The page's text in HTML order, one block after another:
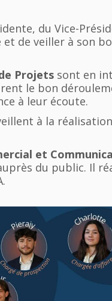
du Vice-
de veiller à son
Projets sont en
le bon
à leur écoute.
à la
et
du public. Il